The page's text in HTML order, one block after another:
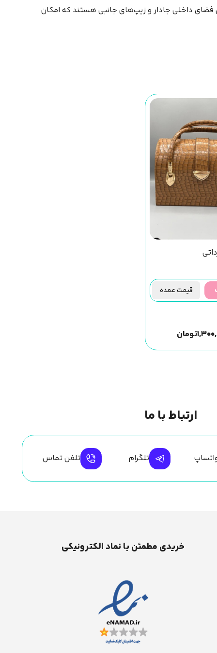
فضای داخلی جادار و زیپ‌های جانبی هستند که امکان
قیمت عمده
تومان
ارتباط با ما
تلگرام تلفن تماس
خریدی مطمئن با نماد الکترونیکی